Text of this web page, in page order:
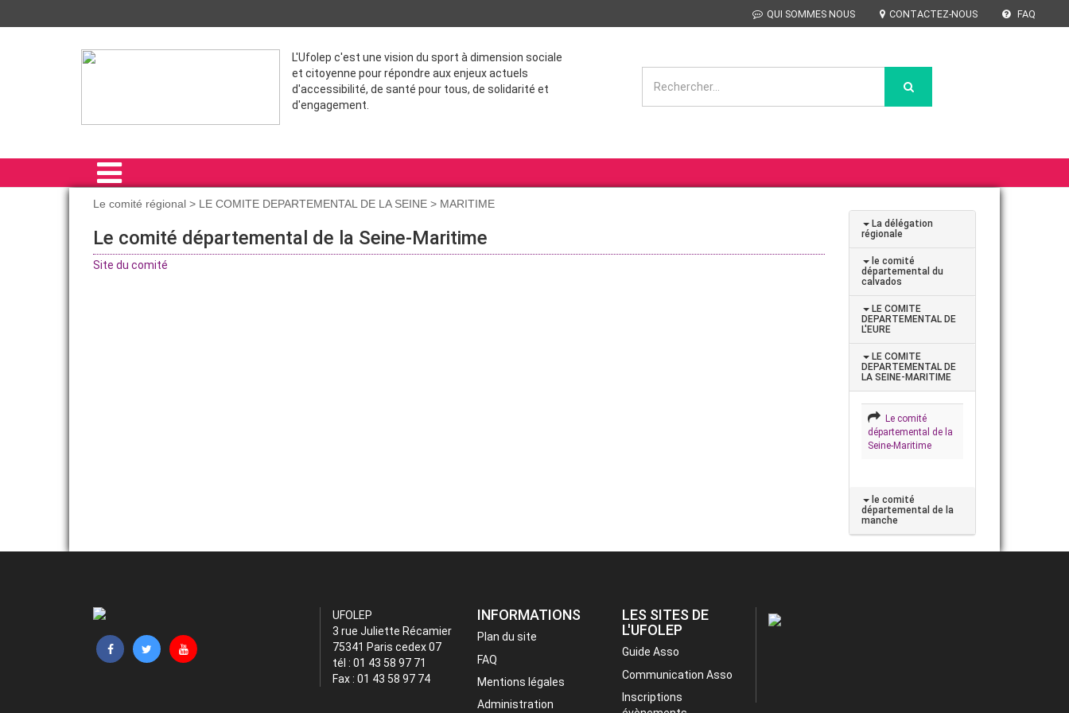
QUI SOMMES NOUS CONTACTEZ-NOUS FAQ
L'Ufolep c'est une vision du sport à dimension sociale
et citoyenne pour répondre aux enjeux actuels
d'accessibilité, de santé pour tous, de solidarité et
d'engagement.
LE COMITÉ RÉGIONAL
Le comité régional > LE COMITE DEPARTEMENTAL DE LA SEINE > MARITIME
Le comité départemental de la Seine-Maritime
Site du comité
La délégation
régionale
le comité
départemental du
calvados
LE COMITE
DEPARTEMENTAL DE
L'EURE
LE COMITE
DEPARTEMENTAL DE
LA SEINE-MARITIME
Le comité
départemental de la
Seine-Maritime
le comité
départemental de la
manche
UFOLEP
3 rue Juliette Récamier
75341 Paris cedex 07
tél : 01 43 58 97 71
Fax : 01 43 58 97 74
INFORMATIONS
Plan du site
FAQ
Mentions légales
Administration
LES SITES DE
L'UFOLEP
Guide Asso
Communication Asso
Inscriptions